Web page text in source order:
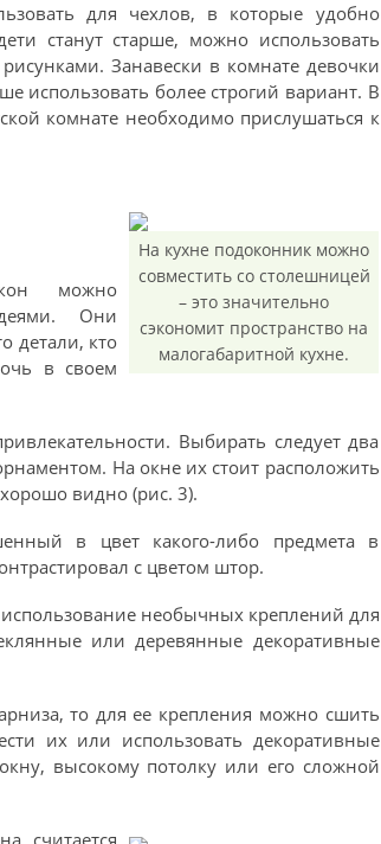
для чехлов, в которые удобно
станут старше, можно использовать
Занавески в комнате девочки
использовать более строгий вариант. В
комнате необходимо прислушаться к
На кухне подоконник можно
совместить со столешницей
– это значительно
сэкономит пространство на
малогабаритной кухне.
можно
Они
детали, кто
в своем
Выбирать следует два
На окне их стоит расположить
видно (рис. 3).
в цвет какого-либо предмета в
с цветом штор.
необычных креплений для
или деревянные декоративные
то для ее крепления можно сшить
их или использовать декоративные
высокому потолку или его сложной
считается